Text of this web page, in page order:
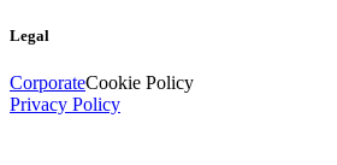
Legal
CorporateCookie Policy
Privacy Policy